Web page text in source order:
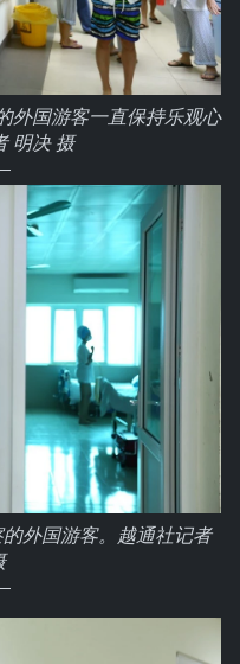
外国游客一直保持乐观心
明决 摄
外国游客。越通社记者